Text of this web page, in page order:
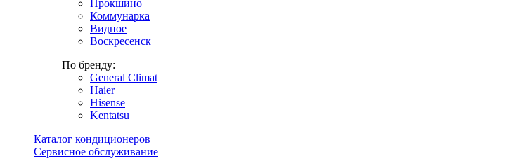
Прокшино
Коммунарка
Видное
Воскресенск
По бренду:
General Climat
Haier
Hisense
Kentatsu
Каталог кондиционеров
Сервисное обслуживание